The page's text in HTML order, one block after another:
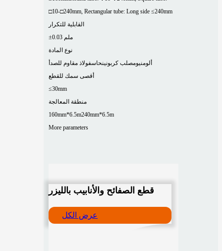
□10-□240mm, Rectangular tube: Long side ≤240mm
القابلية للتكرار
±0.03 ملم
نوع المادة
ألومنيومصلب كربونينحاسفولاذ مقاوم للصدأ
أقصى سمك للقطع
≤30mm
منطقة المعالجة
160mm*6.5m240mm*6.5m
More parameters
قطع الصفائح والأنابيب بالليزر
عرض الكل